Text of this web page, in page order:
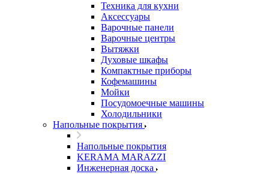
Техника для кухни
Аксессуары
Варочные панели
Варочные центры
Вытяжки
Духовые шкафы
Компактные приборы
Кофемашины
Мойки
Посудомоечные машины
Холодильники
Напольные покрытия
Напольные покрытия
KERAMA MARAZZI
Инженерная доска